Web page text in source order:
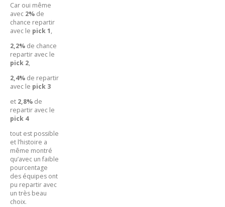
Car oui même
avec 2% de
chance repartir
avec le pick 1,
2,2% de chance
repartir avec le
pick 2,
2,4% de repartir
avec le pick 3
et 2,8% de
repartir avec le
pick 4
tout est possible
et l’histoire a
même montré
qu’avec un faible
pourcentage
des équipes ont
pu repartir avec
un très beau
choix.